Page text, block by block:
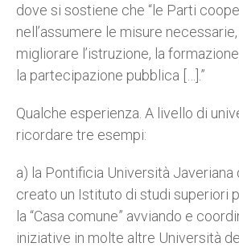
dove si sostiene che “le Parti
nell’assumere le misure
migliorare l’istruzione, la
la partecipazione pubblica […].”
Qualche esperienza. A livello di
ricordare tre esempi:
a) la Pontificia Università Javeriana
creato un Istituto di studi superiori
la “Casa comune” avviando e
iniziative in molte altre Università